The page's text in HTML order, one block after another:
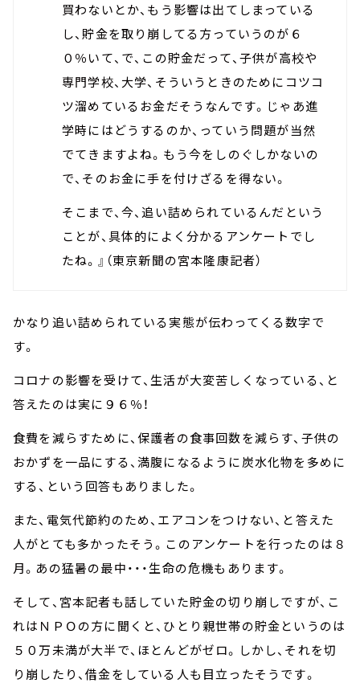
買わないとか、もう影響は出てしまっている
し、貯金を取り崩してる方っていうのが６
０％いて、で、この貯金だって、子供が高校や
専門学校、大学、そういうときのためにコツコ
ツ溜めているお金だそうなんです。じゃあ進
学時にはどうするのか、っていう問題が当然
でてきますよね。もう今をしのぐしかないの
で、そのお金に手を付けざるを得ない。
そこまで、今、追い詰められているんだという
ことが、具体的によく分かるアンケートでし
たね。』（東京新聞の宮本隆康記者）
かなり追い詰められている実態が伝わってくる数字で
す。
コロナの影響を受けて、生活が大変苦しくなっている、と
答えたのは実に９６％！
食費を減らすために、保護者の食事回数を減らす、子供の
おかずを一品にする、満腹になるように炭水化物を多めに
する、という回答もありました。
また、電気代節約のため、エアコンをつけない、と答えた
人がとても多かったそう。このアンケートを行ったのは８
月。あの猛暑の最中・・・生命の危機もあります。
そして、宮本記者も話していた貯金の切り崩しですが、こ
れはＮＰＯの方に聞くと、ひとり親世帯の貯金というのは
５０万未満が大半で、ほとんどがゼロ。しかし、それを切
り崩したり、借金をしている人も目立ったそうです。